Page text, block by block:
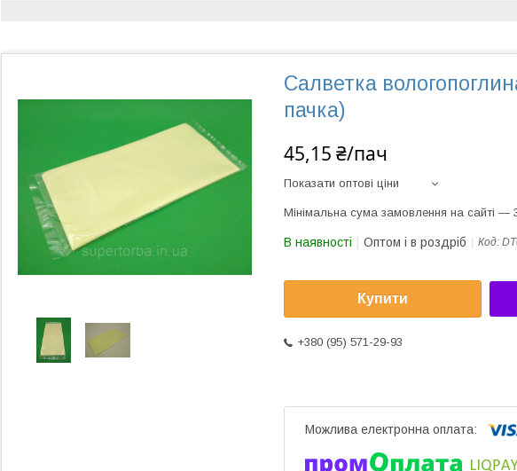
Cалветка
пачка)
45,15 ₴/пач
Показати оптові ціни
Мінімальна сума замовлення на сайті —
В наявності Оптом і в роздріб Код:
Купити
+380 (95) 571-29-93